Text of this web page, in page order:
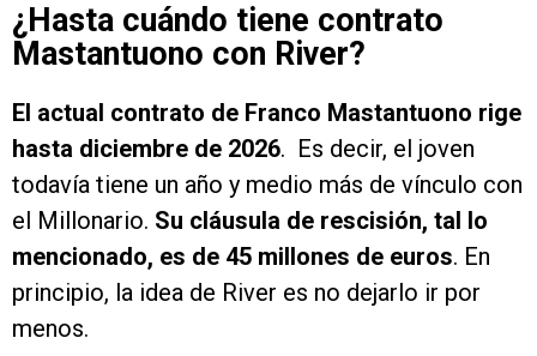
¿Hasta cuándo tiene contrato
Mastantuono con River?
El actual contrato de Franco Mastantuono rige
hasta diciembre de 2026. Es decir, el joven
todavía tiene un año y medio más de vínculo con
el Millonario. Su cláusula de rescisión, tal lo
mencionado, es de 45 millones de euros. En
principio, la idea de River es no dejarlo ir por
menos.